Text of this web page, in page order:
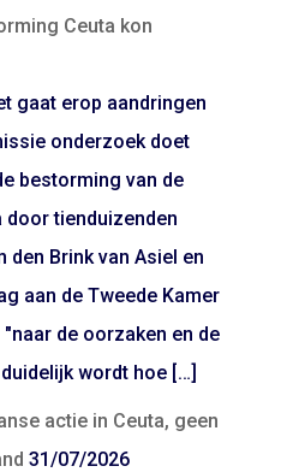
Ceuta kon
gaat erop aandringen
onderzoek doet
bestorming van de
door tienduizenden
den Brink van Asiel en
aan de Tweede Kamer
de oorzaken en de
wordt hoe […]
actie in Ceuta, geen
31/07/2026